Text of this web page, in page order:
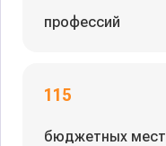
профессий
115
бюджетных мест